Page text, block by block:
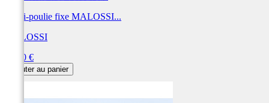
Demi-poulie fixe MALOSSI...
MALOSSI
69,00 €
Ajouter au panier